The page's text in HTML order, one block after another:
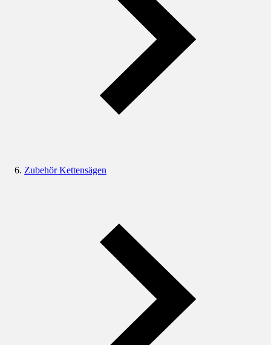
Zubehör Kettensägen